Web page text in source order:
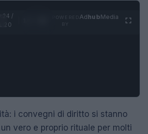
/
1:20
AdhubMedia
i convegni di diritto si stanno
vero e proprio rituale per molti